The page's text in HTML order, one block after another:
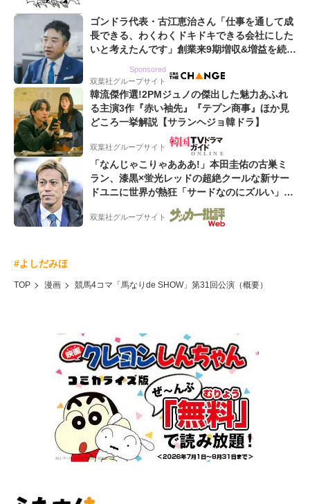
ゴンドラ代表・古江恵治さん「仕事を通して成
長できる、わくわくドキドキできる会社にした
いと考えたんです」創業来9期増収&増益を続け
Sponsored
双葉社グループサイト
韓流傑作選!2PMジュノの傑出した魅力あふれ
る主演3作『赤い袖先』『テプン商事』ほか見
どころ一挙解説【サランヘジョ韓ドラ】
双葉社グループサイト
「なんじゃこりゃあああ!」本田圭佑の古巣ミ
ラン、漆黒×蛍光レッドの超絶クールな新サー
ドユニに世界が熱狂「サードなのにズルい」
「こりゃかっけえわ」
双葉社グループサイト
#よしだみほ
TOP 漫画 競馬4コマ「馬なりde SHOW」第31回公演（概要）